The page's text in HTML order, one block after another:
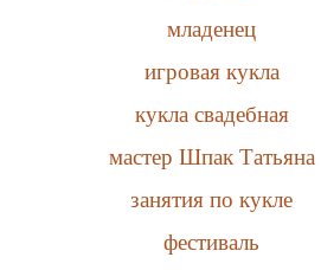
младенец
игровая кукла
кукла свадебная
мастер Шпак Татьяна
занятия по кукле
фестиваль